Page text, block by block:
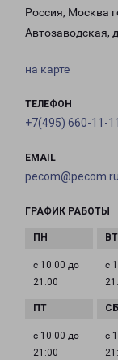
Россия, Москва
Автозаводская,
на карте
ТЕЛЕФОН
+7(495) 660-11-11
EMAIL
pecom@pecom.ru
ГРАФИК РАБОТЫ
с 10:00 до
21:00
с
с 10:00 до
21:00
с